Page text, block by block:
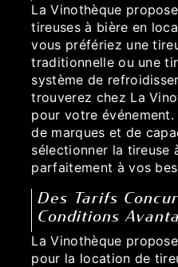
La Vinothèque
tireuses à bière en
vous préfériez une
traditionnelle ou une
système de
trouverez chez La
pour votre
de marques et de
sélectionner la tireuse
parfaitement à vos
Des Tarifs
Conditions
La Vinothèque
pour la location de